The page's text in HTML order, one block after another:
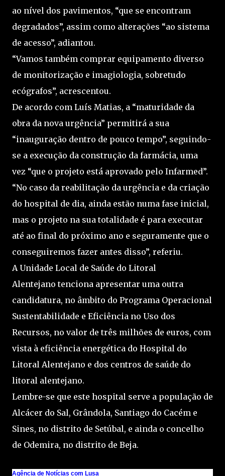
ao nível dos pavimentos, “que se encontram
degradados”, assim como alterações “ao sistema
de acesso”, adiantou.
“Vamos também comprar equipamento diverso
de monitorização e imagiologia, sobretudo
ecógrafos”, acrescentou.
De acordo com Luís Matias, a “maturidade da
obra da nova urgência” permitirá a sua
“inauguração dentro de pouco tempo”, seguindo-
se a execução da construção da farmácia, uma
vez “que o projeto está aprovado pelo Infarmed”.
“No caso da reabilitação da urgência e da criação
do hospital de dia, ainda estão numa fase inicial,
mas o projeto na sua totalidade é para executar
até ao final do próximo ano e seguramente que o
conseguiremos fazer antes disso”, referiu.
A Unidade Local de Saúde do Litoral
Alentejano tenciona apresentar uma outra
candidatura, no âmbito do Programa Operacional
Sustentabilidade e Eficiência no Uso dos
Recursos, no valor de três milhões de euros, com
vista à eficiência energética do Hospital do
Litoral Alentejano e dos centros de saúde do
litoral alentejano.
Lembre-se que este hospital serve a população de
Alcácer do Sal, Grândola, Santiago do Cacém e
Sines, no distrito de Setúbal, e ainda o concelho
de Odemira, no distrito de Beja.
Agência de Notícias com Lusa